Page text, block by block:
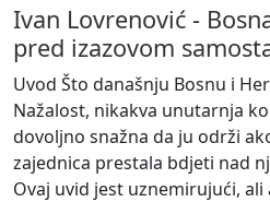
Ivan Lovrenović -
pred izazovom
Uvod Što današnju Bosnu i
Nažalost, nikakva unutarnja
dovoljno snažna da ju održi
zajednica prestala bdjeti nad
Ovaj uvid jest uznemirujući, ali